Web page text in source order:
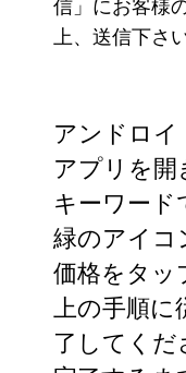
上、送信下さい
アンドロ
アプリを
キーワード
緑のアイコ
価格をタッ
上の手順
了してく